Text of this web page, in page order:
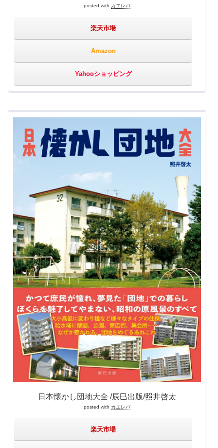
posted with カエレバ
楽天市場
Amazon
Yahooショッピング
日本懐かし団地大全 /辰巳出版/照井啓太
posted with カエレバ
楽天市場